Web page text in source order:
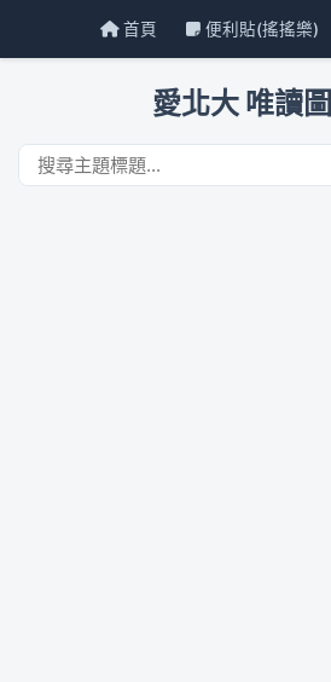
首頁 便利貼(搖搖樂)
愛北大 唯讀